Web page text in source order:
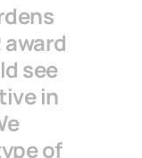
award
see
in
of